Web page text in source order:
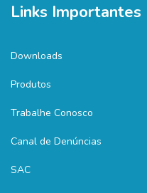
Links Importantes
Downloads
Produtos
Trabalhe Conosco
Canal de Denúncias
SAC